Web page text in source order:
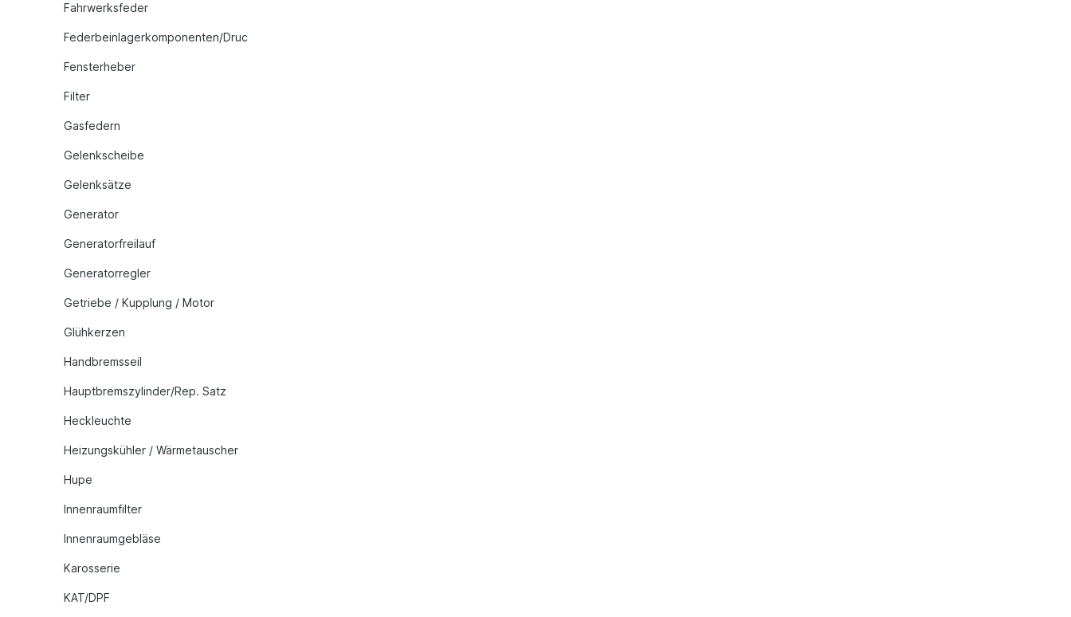
Fahrwerksfeder
Federbeinlagerkomponenten/Druc
Fensterheber
Filter
Gasfedern
Gelenkscheibe
Gelenksätze
Generator
Generatorfreilauf
Generatorregler
Getriebe / Kupplung / Motor
Glühkerzen
Handbremsseil
Hauptbremszylinder/Rep. Satz
Heckleuchte
Heizungskühler / Wärmetauscher
Hupe
Innenraumfilter
Innenraumgebläse
Karosserie
KAT/DPF